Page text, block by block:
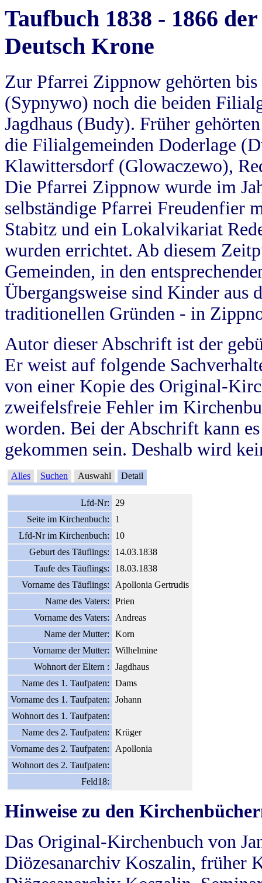
Taufbuch 1838 - 1866
Deutsch Krone
Zur Pfarrei Zippnow gehörten
(Sypnywo) noch die beiden
Jagdhaus (Budy). Früher
die Filialgemeinden Doderlage
Klawittersdorf (Glowaczewo),
Die Pfarrei Zippnow wurde im
selbständige Pfarrei Freudenfier
Stabitz und ein Lokalvikariat
wurden errichtet. Ab diesem
Gemeinden, in den
Übergangsweise sind Kinder aus
traditionellen Gründen - in
Autor dieser Abschrift ist der
Er weist auf folgende
von einer Kopie des Original-
zweifelsfreie Fehler im
worden. Bei der Abschrift kann
gekommen sein. Deshalb wird
Alles Suchen Auswahl Detail
Lfd-Nr:
29
Seite im Kirchenbuch:
1
Lfd-Nr im Kirchenbuch:
10
Geburt des Täuflings:
14.03.1838
Taufe des Täuflings:
18.03.1838
Vorname des Täuflings:
Apollonia Gertrudis
Name des Vaters:
Prien
Vorname des Vaters:
Andreas
Name der Mutter:
Korn
Vorname der Mutter:
Wilhelmine
Wohnort der Eltern :
Jagdhaus
Name des 1. Taufpaten:
Dams
Vorname des 1. Taufpaten:
Johann
Wohnort des 1. Taufpaten:
Name des 2. Taufpaten:
Krüger
Vorname des 2. Taufpaten:
Apollonia
Wohnort des 2. Taufpaten:
Feld18:
Hinweise zu den
Das Original-Kirchenbuch von
Diözesanarchiv Koszalin, früher